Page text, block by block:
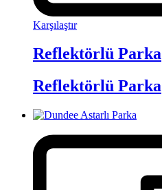
Karşılaştır
Reflektörlü Parka
Reflektörlü Parka